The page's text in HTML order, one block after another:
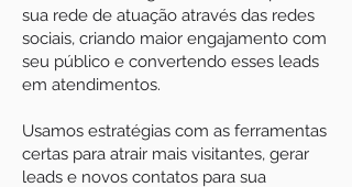
sua rede de atuação através das redes
sociais, criando maior engajamento com
seu público e convertendo esses leads
em atendimentos.
Usamos estratégias com as ferramentas
certas para atrair mais visitantes, gerar
leads e novos contatos para sua